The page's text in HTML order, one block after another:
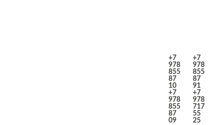
+7
978
855
87
10
+7
978
855
87
09
+7
978
855
87
91
+7
978
717
55
25